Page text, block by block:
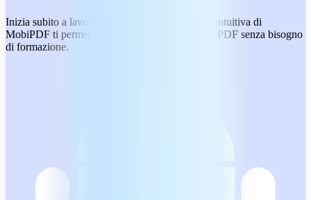
Inizia subito a lavorare con i PDF. L’interfaccia intuitiva di
MobiPDF ti permette di gestire ogni documento PDF senza bisogno
di formazione.